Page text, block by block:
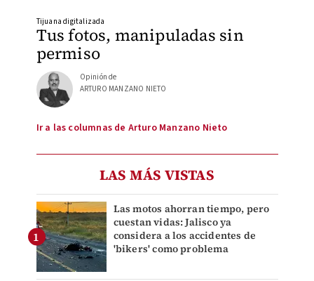
Tus fotos, manipuladas sin
permiso
Tijuana digitalizada
Opinión de
ARTURO MANZANO NIETO
Ir a las columnas de Arturo Manzano Nieto
LAS MÁS VISTAS
Las motos ahorran tiempo, pero
cuestan vidas: Jalisco ya
considera a los accidentes de
'bikers' como problema